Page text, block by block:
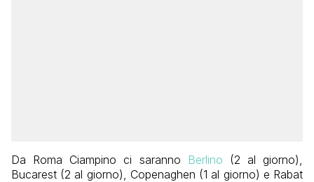
Da Roma Ciampino ci saranno Berlino (2 al giorno),
Bucarest (2 al giorno), Copenaghen (1 al giorno) e Rabat